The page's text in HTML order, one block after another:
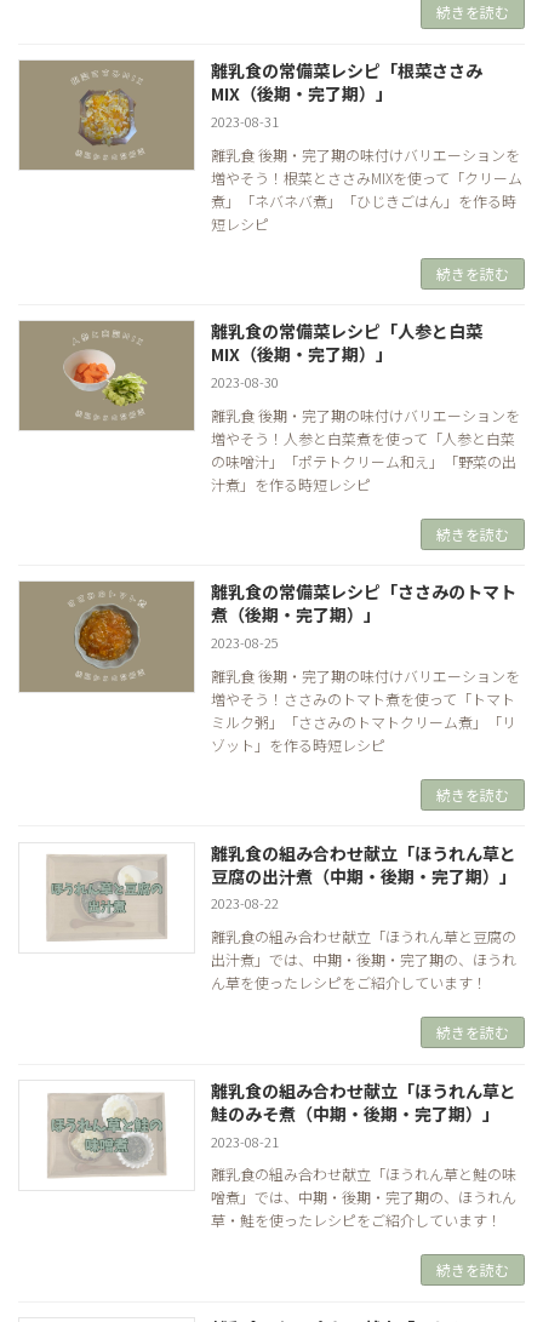
続きを読む
離乳食の常備菜レシピ「根菜ささみ
MIX（後期・完了期）」
2023-08-31
離乳食 後期・完了期の味付けバリエーションを
増やそう！根菜とささみMIXを使って「クリーム
煮」「ネバネバ煮」「ひじきごはん」を作る時
短レシピ
続きを読む
離乳食の常備菜レシピ「人参と白菜
MIX（後期・完了期）」
2023-08-30
離乳食 後期・完了期の味付けバリエーションを
増やそう！人参と白菜煮を使って「人参と白菜
の味噌汁」「ポテトクリーム和え」「野菜の出
汁煮」を作る時短レシピ
続きを読む
離乳食の常備菜レシピ「ささみのトマト
煮（後期・完了期）」
2023-08-25
離乳食 後期・完了期の味付けバリエーションを
増やそう！ささみのトマト煮を使って「トマト
ミルク粥」「ささみのトマトクリーム煮」「リ
ゾット」を作る時短レシピ
続きを読む
離乳食の組み合わせ献立「ほうれん草と
豆腐の出汁煮（中期・後期・完了期）」
2023-08-22
離乳食の組み合わせ献立「ほうれん草と豆腐の
出汁煮」では、中期・後期・完了期の、ほうれ
ん草を使ったレシピをご紹介しています！
続きを読む
離乳食の組み合わせ献立「ほうれん草と
鮭のみそ煮（中期・後期・完了期）」
2023-08-21
離乳食の組み合わせ献立「ほうれん草と鮭の味
噌煮」では、中期・後期・完了期の、ほうれん
草・鮭を使ったレシピをご紹介しています！
続きを読む